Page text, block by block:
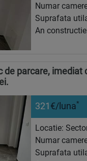
Numar
Suprafata
An
parcare, imediat
321 €/luna*
Locatie:
Numar
Suprafata